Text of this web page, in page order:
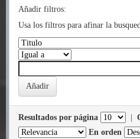
Añadir filtros:
Usa los filtros para afinar la
Resultados por página
En orden